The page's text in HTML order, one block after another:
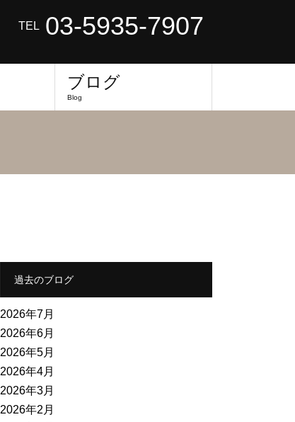
TEL 03-5935-7907
ブログ
Blog
過去のブログ
2026年7月
2026年6月
2026年5月
2026年4月
2026年3月
2026年2月